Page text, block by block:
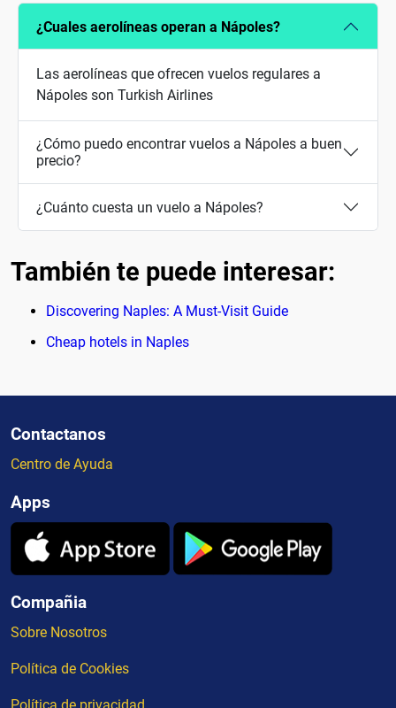
¿Cuales aerolíneas operan a Nápoles?
Las aerolíneas que ofrecen vuelos regulares a
Nápoles son Turkish Airlines
¿Cómo puedo encontrar vuelos a Nápoles a buen
precio?
¿Cuánto cuesta un vuelo a Nápoles?
También te puede interesar:
Discovering Naples: A Must-Visit Guide
Cheap hotels in Naples
Contactanos
Centro de Ayuda
Apps
Compañia
Sobre Nosotros
Política de Cookies